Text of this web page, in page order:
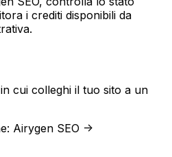
i crediti disponibili da
cui colleghi il tuo sito a un
Airygen SEO ->